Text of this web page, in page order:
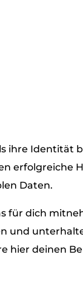
Identität
erfolgreiche
Daten.
dich
hier deinen